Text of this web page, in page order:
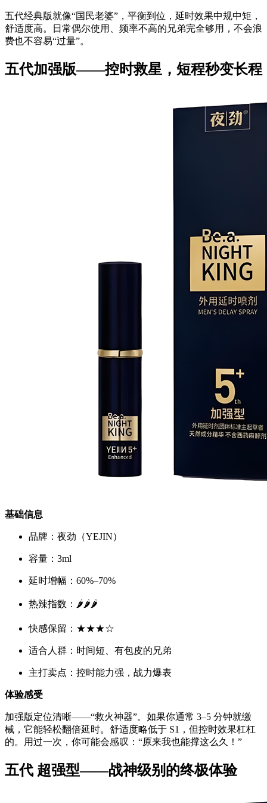
五代经典版就像“国民老婆”，平衡到位，延时效果中规中矩，
舒适度高。日常偶尔使用、频率不高的兄弟完全够用，不会浪
费也不容易“过量”。
五代加强版——控时救星，短程秒变长程
基础信息
品牌：夜劲（YEJIN）
容量：3ml
延时增幅：60%–70%
热辣指数：🌶️🌶️🌶️
快感保留：★★★☆
适合人群：时间短、有包皮的兄弟
主打卖点：控时能力强，战力爆表
体验感受
加强版定位清晰——“救火神器”。如果你通常 3–5 分钟就缴
械，它能轻松翻倍延时。舒适度略低于 S1，但控时效果杠杠
的。用过一次，你可能会感叹：“原来我也能撑这么久！”
五代 超强型——战神级别的终极体验